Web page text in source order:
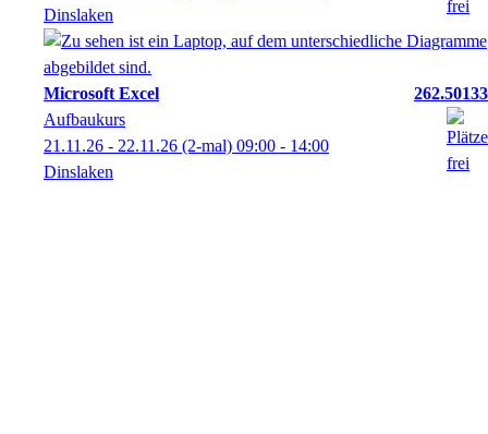
Dinslaken
Microsoft Excel
262.50133
Aufbaukurs
21.11.26 - 22.11.26 (2-mal) 09:00 - 14:00
Dinslaken